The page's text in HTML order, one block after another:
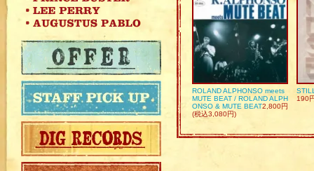
ROLAND ALPHONSO meets
MUTE BEAT / ROLAND ALPH
ONSO & MUTE BEAT2,800円
(税込3,080円)
190